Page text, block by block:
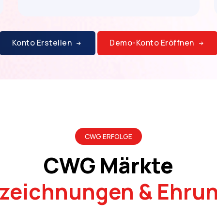
Konto Erstellen Demo-Konto Eröffnen
CWG ERFOLGE
CWG Märkte
&